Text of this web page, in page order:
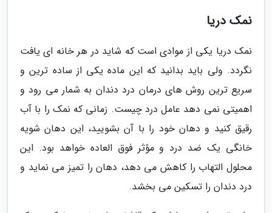
نمک دریا
نمک دریا یکی از موادی است که شاید در هر خانه ای یافت
نگردد. ولی باید بدانید که این ماده یکی از ساده ترین و
سریع ترین روش های درمان درد دندان به شمار می رود و
اهمیتی نمی دهد عامل درد چیست. زمانی که نمک را با آب
رقیق کنید و دهان خود را با آن بشویید، این دهان شویه
خانگی یک ضد درد و مؤثر فوق العاده خواهد بود. این
محلول التهاب را کاهش می دهد، دهان را تمیز می نماید و
درد دندان را تسکین می بخشد.